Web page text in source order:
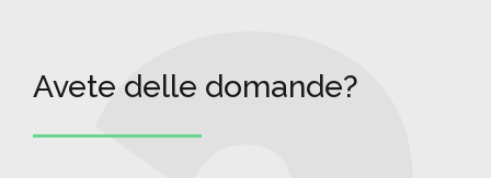
Avete delle domande?